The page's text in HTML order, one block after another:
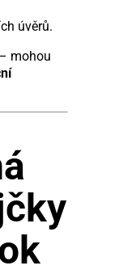
úvěrů.
mohou